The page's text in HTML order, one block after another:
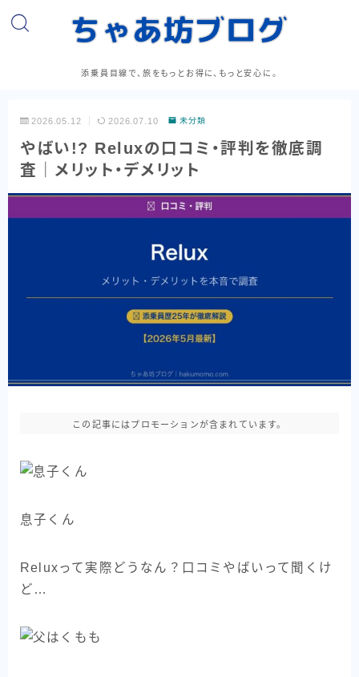
添乗員目線で、旅をもっとお得に、もっと安心に。
2026.05.12 2026.07.10 未分類
やばい!? Reluxの口コミ・評判を徹底調
査｜メリット・デメリット
この記事にはプロモーションが含まれています。
息子くん
Reluxって実際どうなん？口コミやばいって聞くけ
ど…